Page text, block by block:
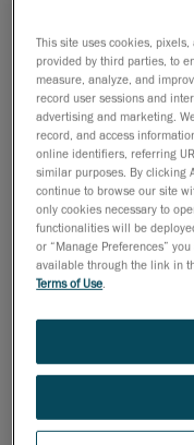
的となる「くぼみ
てのパイプライン
です。検査ツール
ジニアやNDT検査
て、正確さ、信頼
CreaformのNDTソ
す可能性のある金
の損傷を解析する
あります。配管保
性のレポートを作
の輸送や貯蔵のイ
るためのメンテナ
械的評価モジュー
B31.8規格に従って
ます。
This site uses cookies,
provided by third parties, to
measure, analyze, and
record user sessions and
advertising and marketing.
record, and access
online identifiers, referring
similar purposes. By clicking
continue to browse our site
only cookies necessary to
functionalities will be
or “Manage Preferences”
available through the link in
Terms of Use.